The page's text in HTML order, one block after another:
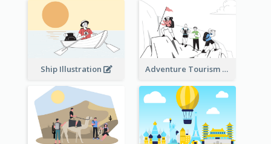
Ship Illustration Adventure Tourism Illustration